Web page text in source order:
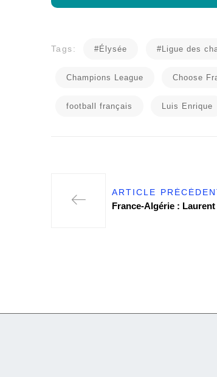
Tags: #Élysée #Ligue des
Champions League Choose
football français Luis Enrique
ARTICLE
France-Algérie :